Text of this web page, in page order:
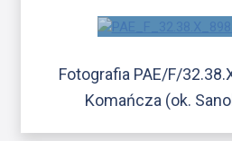
Fotografia PAE/F/
Komańcza (ok.